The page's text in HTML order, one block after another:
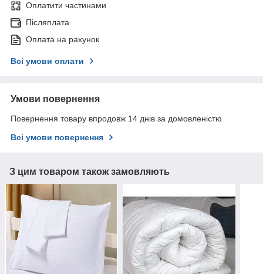
Оплатити частинами
Післяплата
Оплата на рахунок
Всі умови оплати
Умови повернення
Повернення товару впродовж 14 днів за домовленістю
Всі умови повернення
З цим товаром також замовляють